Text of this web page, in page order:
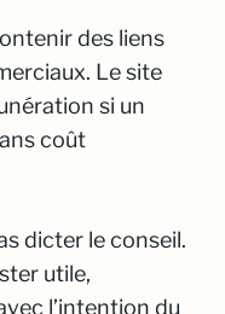
des liens
Le site
si un
coût
dicter le conseil.
utile,
l’intention du